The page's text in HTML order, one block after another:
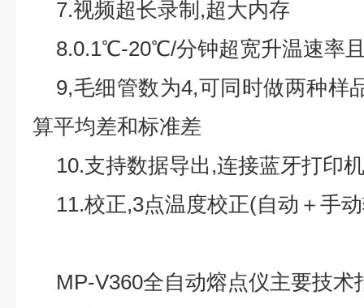
7.视频超长录制 ,超大内存
8.0.1℃-20℃/分钟超宽升温速率
9,毛细管数为4,可同时做两种样
算平均差和标准差
10.支持数据导出 ,连接蓝牙打印机
11.校正,3点温度校正(自动＋手
MP-V360全自动熔点仪主要技术